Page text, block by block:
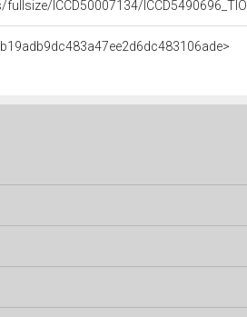
ICCD50007134/